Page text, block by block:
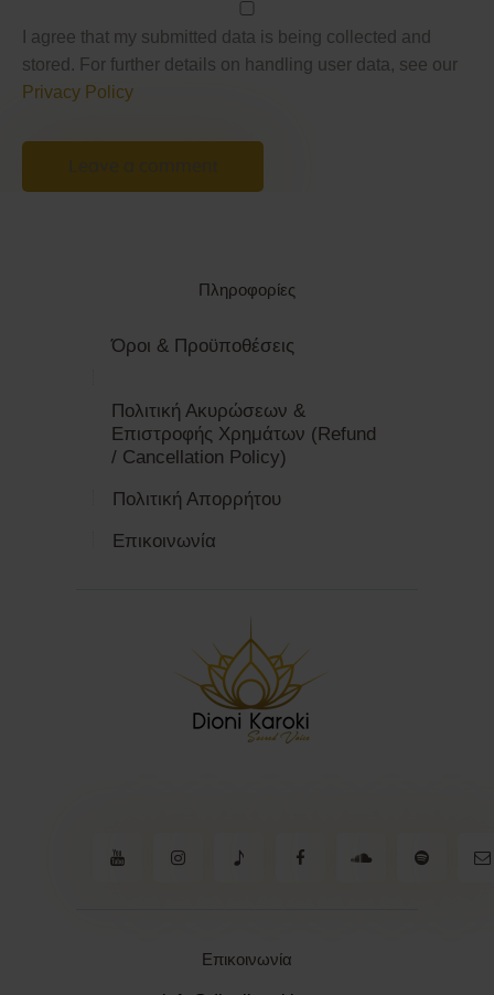
I agree that my submitted data is being collected and
stored. For further details on handling user data, see our
Privacy Policy
Πληροφορίες
Όροι & Προϋποθέσεις
Πολιτική Ακυρώσεων &
Επιστροφής Χρημάτων (Refund
/ Cancellation Policy)
Πολιτική Απορρήτου
Επικοινωνία
Επικοινωνία